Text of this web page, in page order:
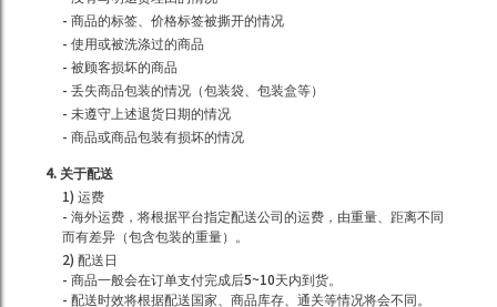
- 商品的标签、价格标签被撕开的情况
- 使用或被洗涤过的商品
- 被顾客损坏的商品
- 丢失商品包装的情况（包装袋、包装盒等）
- 未遵守上述退货日期的情况
- 商品或商品包装有损坏的情况
4. 关于配送
1) 运费
- 海外运费，将根据平台指定配送公司的运费，由重量、距离不同
而有差异（包含包装的重量）。
2) 配送日
- 商品一般会在订单支付完成后5~10天内到货。
- 配送时效将根据配送国家、商品库存、通关等情况将会不同。